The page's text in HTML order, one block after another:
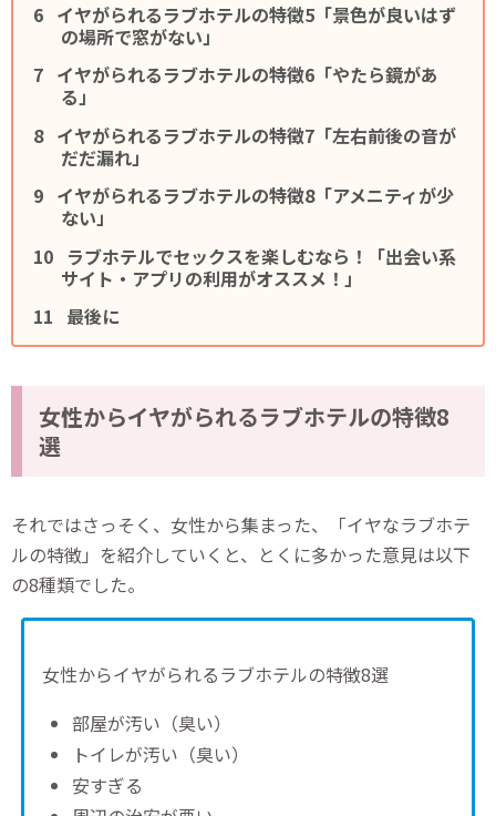
イヤがられるラブホテルの特徴5「景色が良いはず
の場所で窓がない」
イヤがられるラブホテルの特徴6「やたら鏡があ
る」
イヤがられるラブホテルの特徴7「左右前後の音が
だだ漏れ」
イヤがられるラブホテルの特徴8「アメニティが少
ない」
ラブホテルでセックスを楽しむなら！「出会い系
サイト・アプリの利用がオススメ！」
最後に
女性からイヤがられるラブホテルの特徴8
選
それではさっそく、女性から集まった、「イヤなラブホテ
ルの特徴」を紹介していくと、とくに多かった意見は以下
の8種類でした。
女性からイヤがられるラブホテルの特徴8選
部屋が汚い（臭い）
トイレが汚い（臭い）
安すぎる